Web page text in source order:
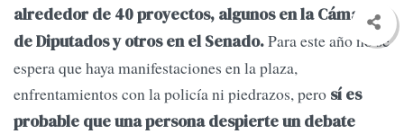
alrededor de 40 proyectos, algunos en la Cámara
de Diputados y otros en el Senado.Para este año no se
espera que haya manifestaciones en la plaza,
enfrentamientos con la policía ni piedrazos, pero sí es
probable que una persona despierte un debate